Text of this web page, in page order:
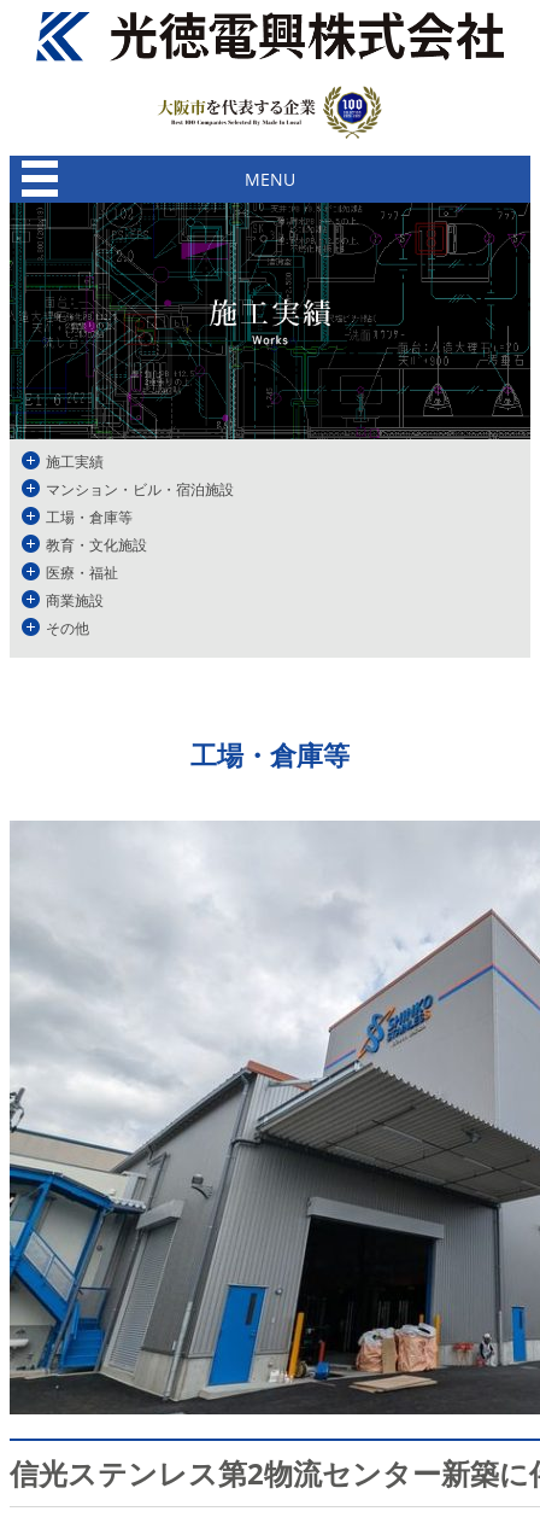
MENU
施工実績
マンション・ビル・宿泊施設
工場・倉庫等
教育・文化施設
医療・福祉
商業施設
その他
工場・倉庫等
信光ステンレス第2物流センター新築に